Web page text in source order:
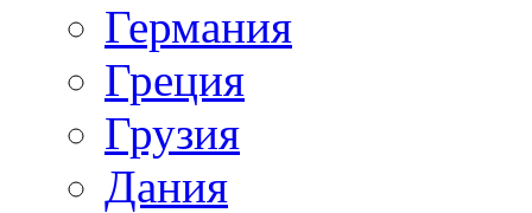
Германия
Греция
Грузия
Дания